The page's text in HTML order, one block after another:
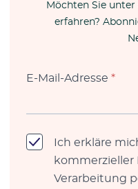
Möchten Sie unter
erfahren?
E-Mail-Adresse *
Ich erkläre
Verarbeitung